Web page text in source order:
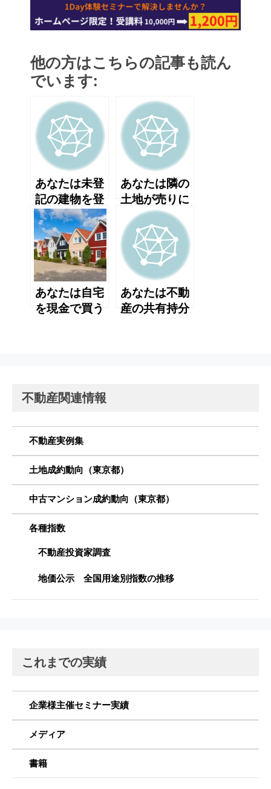
他の方はこちらの記事も読ん
でいます:
あなたは未登
記の建物を登
記するにはど
うしたらいい
か知っていま
すか？
あなたは隣の
土地が売りに
出されたら、
どんな場合で
も買うべきだ
と思います
か？
あなたは自宅
を現金で買う
あなたは不動
産の共有持分
不動産関連情報
不動産実例集
土地成約動向（東京都）
中古マンション成約動向（東京都）
各種指数
不動産投資家調査
地価公示 全国用途別指数の推移
これまでの実績
企業様主催セミナー実績
メディア
書籍